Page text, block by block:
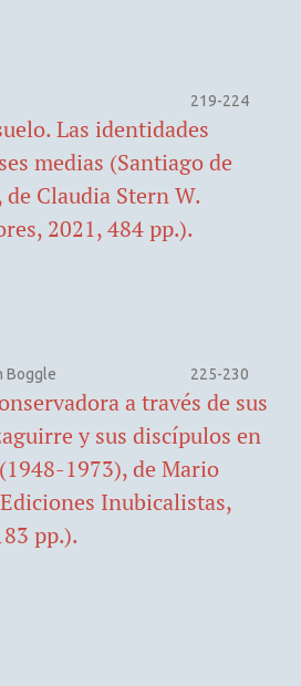
219-224
Las identidades
medias (Santiago de
Claudia Stern W.
2021, 484 pp.).
Boggle 225-230
a través de sus
y sus discípulos en
1973), de Mario
Inubicalistas,
pp.).